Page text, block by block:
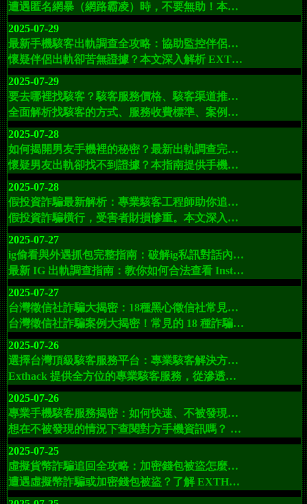
遭遇匿名網暴（網路霸凌）時，不要無助！本文深入解析如何蒐集證據、申訴刪文、追查攻擊者身份，並介紹 EXT駭客（EXThack）技術協助，讓你在面對網路攻擊時有方法、有力量反擊。
2025-07-29
最新手機駭客出軌調查全攻略：協助監控伴侶手機、追蹤定位、同步手機螢幕
懷疑伴侶出軌卻苦無證據？本文深入解析 EXThack 專業手機駭客服務，幫助你監控手機、同步屏幕、追蹤定位，揭開隱藏真相。安全、隱密、專業，專為追求真相的你而設。
2025-07-29
要去哪裡找駭客？駭客服務價格、駭客渠道推薦與安全委託全解析
全面解析找駭客的方式、服務收費標準、案例參考，幫助你安全高效地找到專業駭客。瞭解如何透過 EXT駭客服務獲得透明價格和頂級技術支持，避免被騙。
2025-07-28
如何揭開男友手機裡的秘密？最新出軌調查完整指南，專業手機駭客助你破解出軌真相
懷疑男友出軌卻找不到證據？本指南提供手機監控全攻略，從聊天紀錄、GPS 到隱藏照片，搭配 EXThack 駭客專業協助，幫你揭開真相。
2025-07-28
假投資詐騙最新解析：專業駭客工程師助你追回虛擬幣資產，遠離陷阱！
假投資詐騙橫行，受害者財損慘重。本文深入解析詐騙手法、揭露受害者常見陷阱，並介紹如何透過 EXT駭客服務 專業反詐駭客工程師追蹤資金流向，協助快速追回虛擬幣與數位資產，重拾安全感。
2025-07-27
ig偷看與外遇抓包完整指南：破解ig私訊對話內容、調查伴侶外遇行為
最新 IG 出軌調查指南：教你如何合法查看 Instagram 私訊、抓包伴侶外遇證據。推薦專業駭客服務與 Spyera 工具，安全守護你的感情和家庭。
2025-07-27
台灣徵信社詐騙大揭密：18種黑心徵信社常見詐騙手法與破解指南
台灣徵信社詐騙案例大揭密！常見的 18 種詐騙手法詳解，包括合成照、假問路、抓姦演習、假醫療證明等。帶你認清詐騙套路，避免受害。尋求破解徵信社騙局與網路安全支援，聯絡專業 EXT駭客工程師。
2025-07-26
選擇台灣頂級駭客服務平台：專業駭客解決方案保障網路安全
Exthack 提供全方位的專業駭客服務，從滲透測試到數據恢復，幫助企業和個人保障網絡安全。立即聯繫 Exthack，選擇專業的數位解決方案，防範各種網絡威脅。
2025-07-26
專業手機駭客服務揭密：如何快速、不被發現地查閱對方手機訊息與應用程式
想在不被發現的情況下查閱對方手機資訊嗎？ 探索 EXT 駭客服務如何以專業、安全且高效的方式協助你掌握訊息、應用程式與行蹤，嚴格保護用戶隱私，並提供全天候技術支援。
2025-07-25
虛擬貨幣詐騙追回全攻略：加密錢包被盜怎麼辦？專業駭客協助幫你追蹤資金找回損失
遭遇虛擬幣詐騙或加密錢包被盜？了解 EXTHACK 專業駭客如何追蹤資金、恢復損失，並提供全方位資安防護，幫助全球受害者重新掌控資產。